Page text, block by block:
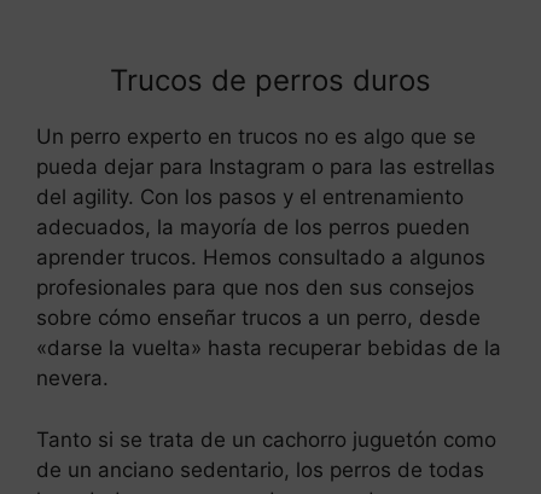
Trucos de perros duros
Un perro experto en trucos no es algo que se
pueda dejar para Instagram o para las estrellas
del agility. Con los pasos y el entrenamiento
adecuados, la mayoría de los perros pueden
aprender trucos. Hemos consultado a algunos
profesionales para que nos den sus consejos
sobre cómo enseñar trucos a un perro, desde
«darse la vuelta» hasta recuperar bebidas de la
nevera.
Tanto si se trata de un cachorro juguetón como
de un anciano sedentario, los perros de todas